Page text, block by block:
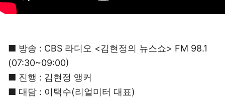
■ 방송 : CBS 라디오 <김현정의 뉴스쇼> FM 98.1
(07:30~09:00)
■ 진행 : 김현정 앵커
■ 대담 : 이택수(리얼미터 대표)